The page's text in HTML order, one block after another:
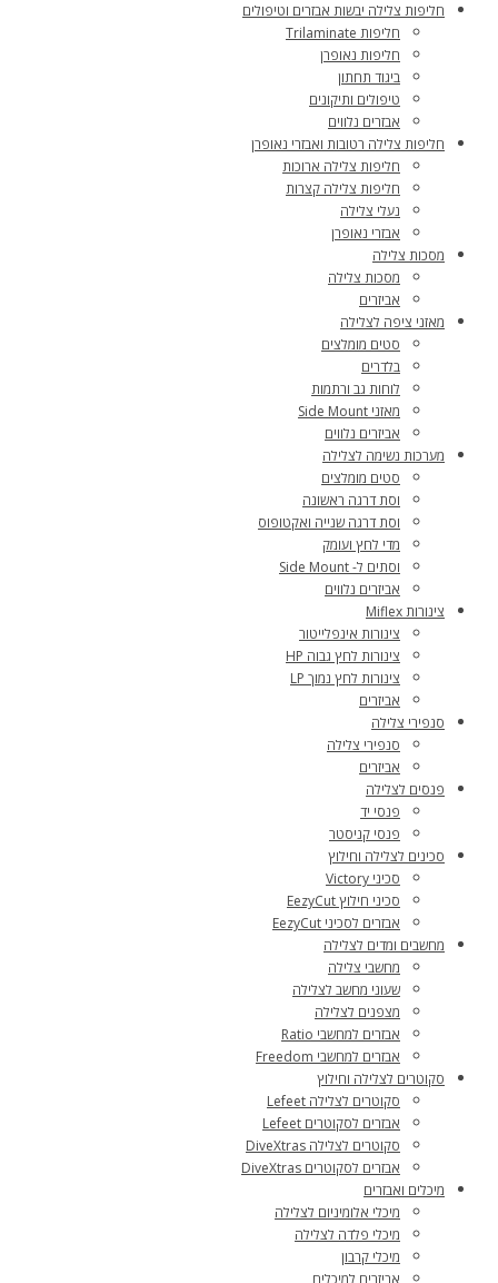
חליפות צלילה יבשות אבזרים וטיפולים
חליפות Trilaminate
חליפות נאופרן
ביגוד תחתון
טיפולים ותיקונים
אבזרים נלווים
חליפות צלילה רטובות ואבזרי נאופרן
חליפות צלילה ארוכות
חליפות צלילה קצרות
נעלי צלילה
אבזרי נאופרן
מסכות צלילה
מסכות צלילה
אביזרים
מאזני ציפה לצלילה
סטים מומלצים
בלדרים
לוחות גב ורתמות
מאזני Side Mount
אביזרים נלווים
מערכות נשימה לצלילה
סטים מומלצים
וסת דרגה ראשונה
וסת דרגה שנייה ואקטופוס
מדי לחץ ועומק
וסתים ל- Side Mount
אביזרים נלווים
צינורות Miflex
צינורות אינפלייטור
צינורות לחץ גבוה HP
צינורות לחץ נמוך LP
אביזרים
סנפירי צלילה
סנפירי צלילה
אביזרים
פנסים לצלילה
פנסי יד
פנסי קניסטר
סכינים לצלילה וחילוץ
סכיני Victory
סכיני חילוץ EezyCut
אבזרים לסכיני EezyCut
מחשבים ומדים לצלילה
מחשבי צלילה
שעוני מחשב לצלילה
מצפנים לצלילה
אבזרים למחשבי Ratio
אבזרים למחשבי Freedom
סקוטרים לצלילה וחילוץ
סקוטרים לצלילה Lefeet
אבזרים לסקוטרים Lefeet
סקוטרים לצלילה DiveXtras
אבזרים לסקוטרים DiveXtras
מיכלים ואבזרים
מיכלי אלומיניום לצלילה
מיכלי פלדה לצלילה
מיכלי קרבון